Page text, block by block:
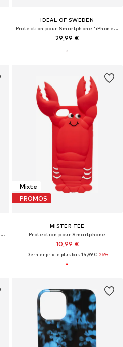
IDEAL OF SWEDEN
Protection pour Smartphone 'iPhone 15 Pro'
29,99 €
Protection pour Smartphone 'Iphone 12 Max'
Mixte
PROMOS
MISTER TEE
Protection pour Smartphone
10,99 €
Dernier prix le plus bas :14,99 €-26%